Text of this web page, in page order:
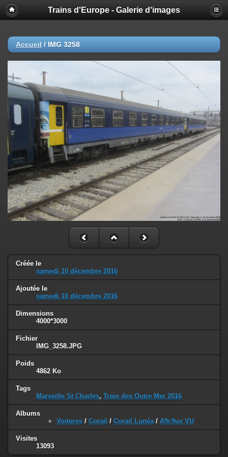
Trains d'Europe - Galerie d'images
Accueil / IMG 3258
Créée le
samedi 10 décembre 2016
Ajoutée le
samedi 10 décembre 2016
Dimensions
4000*3000
Fichier
IMG_3258.JPG
Poids
4862 Ko
Tags
Marseille St Charles, Train des Outre Mer 2016
Albums
Voitures / Corail / Corail Lunéa / A9c9ux VU
Visites
13093